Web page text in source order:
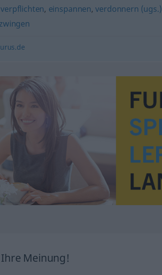
verpflichten, einspannen,verdonnern (ugs.)
Ihre Meinung!